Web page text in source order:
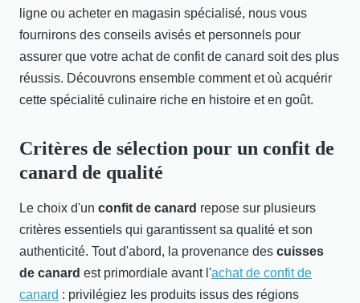
ligne ou acheter en magasin spécialisé, nous vous
fournirons des conseils avisés et personnels pour
assurer que votre achat de confit de canard soit des plus
réussis. Découvrons ensemble comment et où acquérir
cette spécialité culinaire riche en histoire et en goût.
Critères de sélection pour un confit de
canard de qualité
Le choix d'un confit de canard repose sur plusieurs
critères essentiels qui garantissent sa qualité et son
authenticité. Tout d'abord, la provenance des cuisses
de canard est primordiale avant l'achat de confit de
canard : privilégiez les produits issus des régions